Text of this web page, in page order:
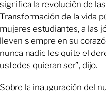
significa la revolución de
Transformación de la vida
mujeres estudiantes, a las
lleven siempre en su
nunca nadie les quite el
ustedes quieran ser”, dijo.
Sobre la inauguración del